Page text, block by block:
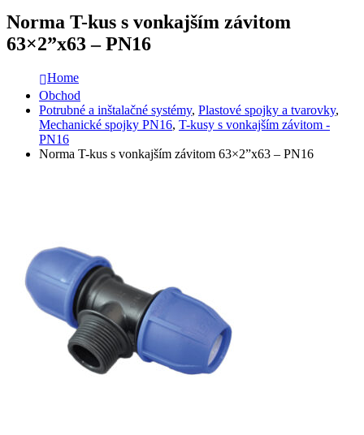
Norma T-kus s vonkajším závitom
63×2”x63 – PN16
Home
Obchod
Potrubné a inštalačné systémy, Plastové spojky a tvarovky,
Mechanické spojky PN16, T-kusy s vonkajším závitom -
PN16
Norma T-kus s vonkajším závitom 63×2”x63 – PN16